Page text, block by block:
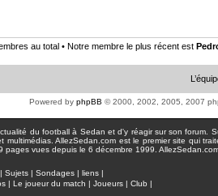
au total • Notre membre le plus récent est
Powered by phpBB © 2000, 2002, 2005, 2007
du football à Sedan et d'y réagir sur son forum.
AllezSedan.com est le premier site qui
pages vues depuis le 6 décembre 1999.
| Sujets | Sondages | liens |
| Le joueur du match | Joueurs | Club |